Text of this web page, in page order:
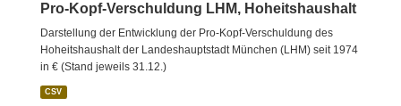
Pro-Kopf-Verschuldung LHM, Hoheitshaushalt
Darstellung der Entwicklung der Pro-Kopf-Verschuldung des
Hoheitshaushalt der Landeshauptstadt München (LHM) seit 1974
in € (Stand jeweils 31.12.)
CSV